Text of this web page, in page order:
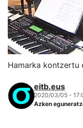
Hamarka kontzertu
eitb.eus
2020/03/05 -
Azken